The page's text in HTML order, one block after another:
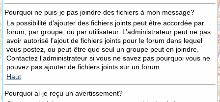
Pourquoi ne puis-je pas joindre des fichiers à mon message?
La possibilité d’ajouter des fichiers joints peut être accordée par
forum, par groupe, ou par utilisateur. L’administrateur peut ne pas
avoir autorisé l’ajout de fichiers joints pour le forum dans lequel
vous postez, ou peut-être que seul un groupe peut en joindre.
Contactez l’administrateur si vous ne savez pas pourquoi vous ne
pouvez pas ajouter de fichiers joints sur un forum.
Haut
Pourquoi ai-je reçu un avertissement?